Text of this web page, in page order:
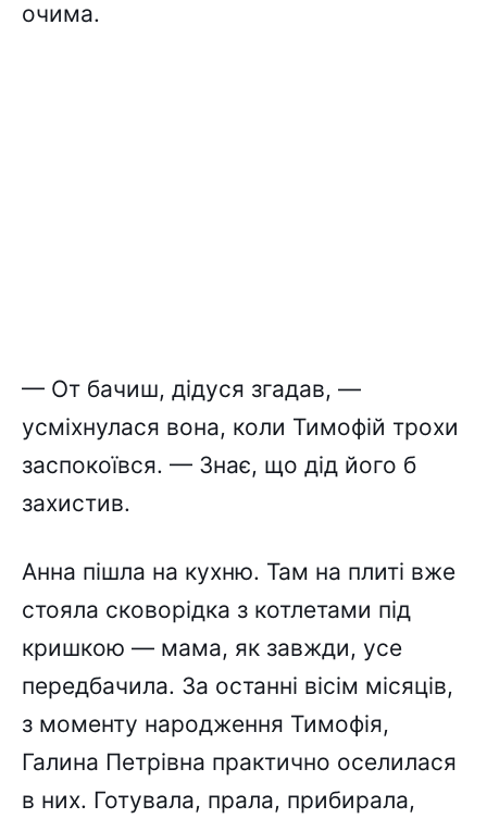
очима.
— От бачиш, дідуся згадав, —
усміхнулася вона, коли Тимофій трохи
заспокоївся. — Знає, що дід його б
захистив.
Анна пішла на кухню. Там на плиті вже
стояла сковорідка з котлетами під
кришкою — мама, як завжди, усе
передбачила. За останні вісім місяців,
з моменту народження Тимофія,
Галина Петрівна практично оселилася
в них. Готувала, прала, прибирала,